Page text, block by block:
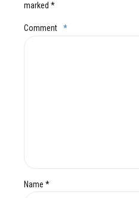
marked *
Comment *
Name *